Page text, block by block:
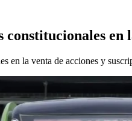
en la venta de acciones y